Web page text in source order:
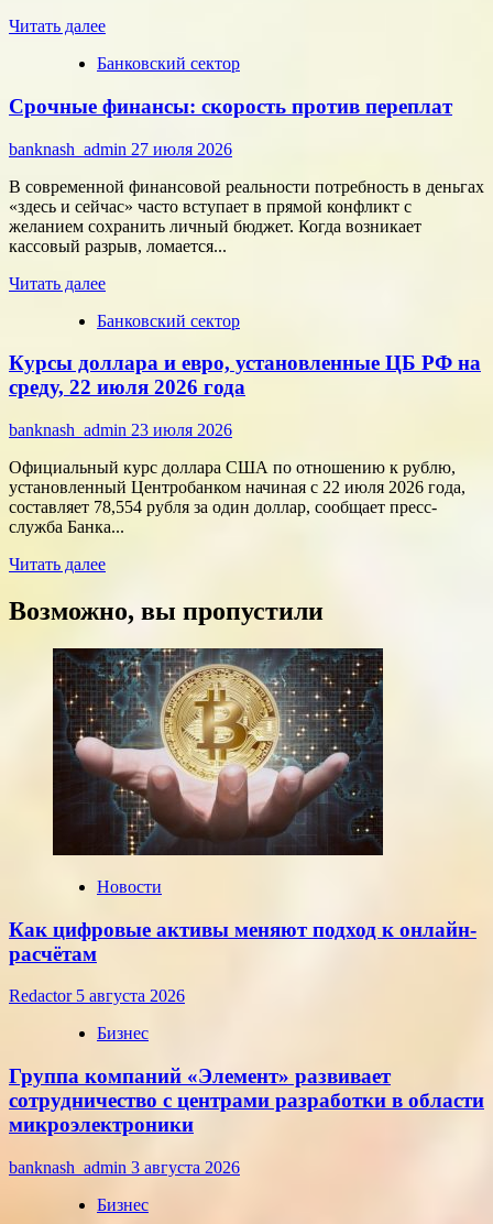
Читать далееПрочитать
о
за
внимание:
как
удивить
современного
потребителя
с
помощью
технологий
Банковский сектор
Срочные финансы: скорость против переплат
banknash_admin 27 июля 2026
В современной финансовой реальности потребность в деньгах
«здесь и сейчас» часто вступает в прямой конфликт с
желанием сохранить личный бюджет. Когда возникает
кассовый разрыв, ломается...
Читать далееПрочитать
о
финансы:
скорость
против
переплат
Банковский сектор
Курсы доллара и евро, установленные ЦБ РФ на
среду, 22 июля 2026 года
banknash_admin 23 июля 2026
Официальный курс доллара США по отношению к рублю,
установленный Центробанком начиная с 22 июля 2026 года,
составляет 78,554 рубля за один доллар, сообщает пресс-
служба Банка...
Читать далееПрочитать
Курсы
и
евро,
установленные
ЦБ
РФ
на
среду,
22
июля
2026
года
Возможно, вы пропустили
Новости
Как цифровые активы меняют подход к онлайн-
расчётам
Redactor 5 августа 2026
Бизнес
Группа компаний «Элемент» развивает
сотрудничество с центрами разработки в области
микроэлектроники
banknash_admin 3 августа 2026
Бизнес